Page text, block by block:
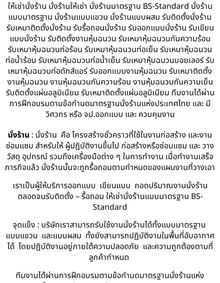
ให้เช่านั่งร้าน นั่งร้านให้เช่า นั่งร้านมาตรฐาน BS-Standard นั่งร้าน
แบบมาตรฐาน นั่งร้านแบบแขวน นั่งร้านแบบผสม รับติดตั้งนั่งร้าน
รับเหมาติดตั้งนั่งร้าน รับรื้อถอนนั่งร้าน รับออกแบบนั่งร้าน รับเขียน
แบบนั่งร้าน รับติดตั้งงานหุ้มฉนวน รับเหมาหุ้มฉนวนกันความร้อน
รับเหมาหุ้มฉนวนท่อร้อน รับเหมาหุ้มฉนวนท่อเย็น รับเหมาหุ้มฉนวน
ท่อน้ำร้อน รับเหมาหุ้มฉนวนท่อน้ำเย็น รับเหมาหุ้มฉนวนบอยเลอร์ รับ
เหมาหุ้มฉนวนท่อดักส์แอร์ รับออกแบบงานหุ้มฉนวน รับเหมาติดตั้ง
งานหุ้มฉนวน งานหุ้มฉนวนกันความร้อน งานหุ้มฉนวนกันความเย็น
รับติดตั้งแผ่นอลูมิเนียม รับเหมาติดตั้งแผ่นอลูมิเนียม ทีมงานได้ผ่าน
การฝึกอบรมตามข้อกำนดมาตรฐานนั่งร้านแห่งประเทศไทย และ มี
วิศวกร หรือ จป.ออกแบบ และ ควบคุมงาน
นั่งร้าน : นั่งร้าน คือ โครงสร้างชั่วคราวที่ใช้ในงานก่อสร้าง และงาน
ซ่อมแซม สำหรับให้ ผู้ปฏิบัติงานขึ้นไป ก่อสร้างหรือซ่อมแซม และ วาง
วัสดุ อุปกรณ์ รวมถึงเครื่องมือต่าง ๆ ในการทำงาน เมื่อทำงานเสร็จ
ภารกิจแล้ว นั่งร้านนั้นจะถูกรื้อถอนตามกำหนดของแผนงานที่วางเอา
เราเป็นผู้ให้บริการออกแบบ เขียนแบบ ถอดปริมาณงานนั่งร้าน
ตลอดจนรับติดตั้ง – รื้อถอน ให้เช่านั่งร้านแบบมาตรฐาน BS-
Standard
จุดแข็ง : บริษัทเราสามารถรับใช้งานนั่งร้านได้ทั้งแบบมาตรฐาน
แบบแขวน และแบบผสม ทั้งยังสามารถปฏิบัติงานในพื้นที่อับอากาศ
ได้ โดยปฏิบัติงานอยู่ภายใต้ความปลอดภัย และความถูกต้องตามที่
ลูกค้ากำหนด
ทีมงานได้ผ่านการฝึกอบรมตามข้อกำนดมาตรฐานนั่งร้านแห่ง